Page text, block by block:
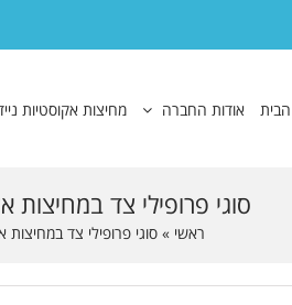
אודות החברה מחיצות אקוסטיות
סוגי פרופילי צד במחיצות
ראשי » סוגי פרופילי צד במחיצות